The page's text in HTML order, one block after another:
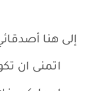
إلى هنا
اتمنى ان